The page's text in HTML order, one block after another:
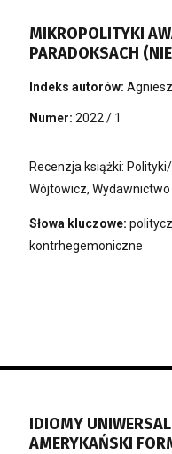
MIKROPOLITYKI
PARADOKSACH
Indeks autorów:
Numer: 2022 / 1
Recenzja książki:
Wójtowicz, Wydawnictwo
Słowa kluczowe:
kontrhegemoniczne
IDIOMY
AMERYKAŃSKI